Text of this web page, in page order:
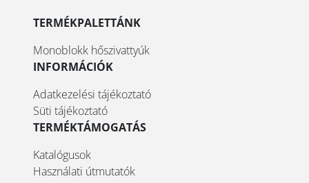
TERMÉKPALETTÁNK
Monoblokk hőszivattyúk
INFORMÁCIÓK
Adatkezelési tájékoztató
Süti tájékoztató
TERMÉKTÁMOGATÁS
Katalógusok
Használati útmutatók